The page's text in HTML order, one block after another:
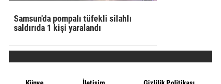
Samsun'da pompalı tüfekli silahlı
saldırıda 1 kişi yaralandı